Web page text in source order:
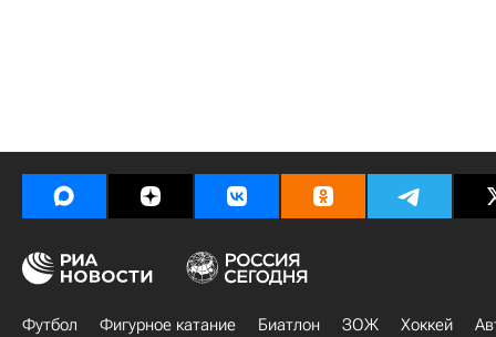
Футбол Фигурное катание Биатлон ЗОЖ Хоккей